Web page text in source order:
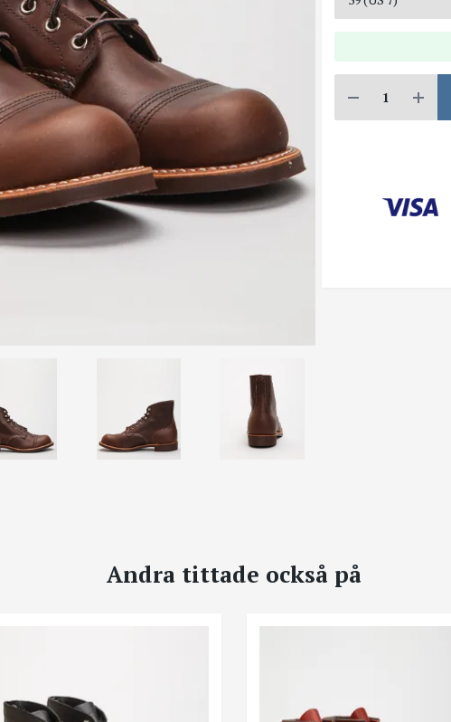
Andra tittade också på